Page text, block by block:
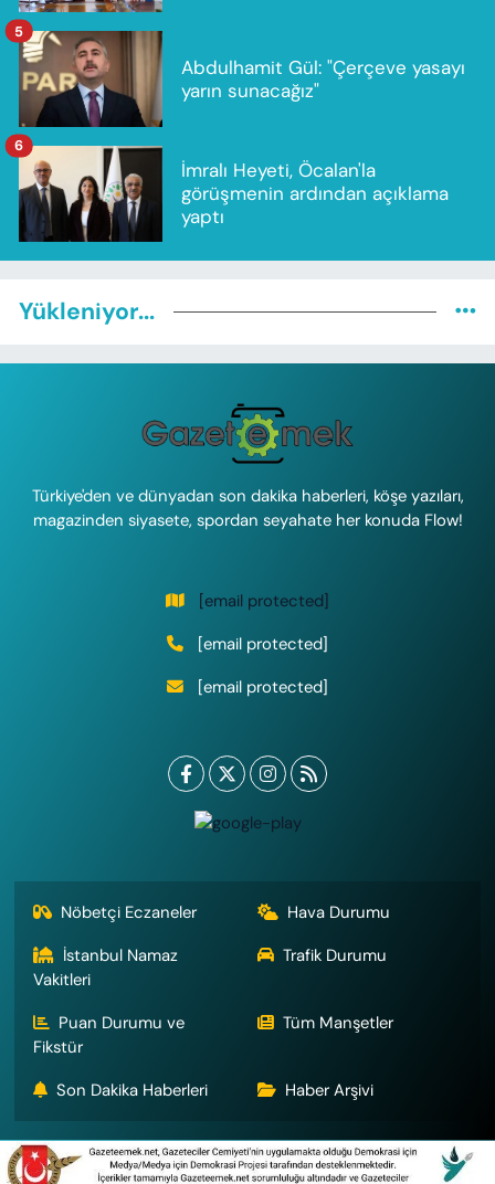
Abdulhamit Gül: "Çerçeve yasayı
yarın sunacağız"
5
İmralı Heyeti, Öcalan'la
görüşmenin ardından açıklama
yaptı
6
Yükleniyor...
Türkiye'den ve dünyadan son dakika haberleri, köşe yazıları,
magazinden siyasete, spordan seyahate her konuda Flow!
[email protected]
[email protected]
[email protected]
Nöbetçi Eczaneler
Hava Durumu
İstanbul Namaz
Vakitleri
Trafik Durumu
Puan Durumu ve
Fikstür
Tüm Manşetler
Son Dakika Haberleri Haber Arşivi